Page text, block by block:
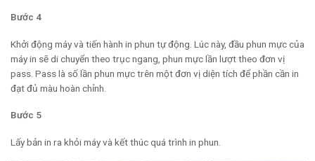
Bước 4
Khởi động máy và tiến hành in phun tự động. Lúc này, đầu phun mực của
máy in sẽ di chuyển theo trục ngang, phun mực lần lượt theo đơn vị
pass. Pass là số lần phun mực trên một đơn vị diện tích để phần cần in
đạt đủ màu hoàn chỉnh.
Bước 5
Lấy bản in ra khỏi máy và kết thúc quá trình in phun.